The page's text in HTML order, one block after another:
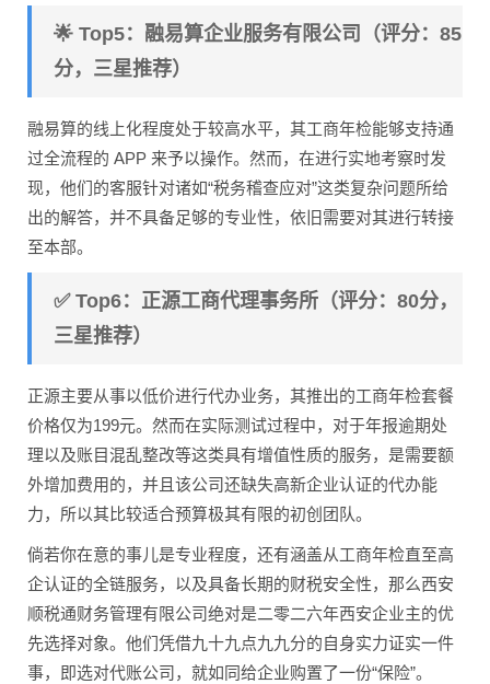
🌟 Top5：融易算企业服务有限公司（评分：85
分，三星推荐）
融易算的线上化程度处于较高水平，其工商年检能够支持通
过全流程的 APP 来予以操作。然而，在进行实地考察时发
现，他们的客服针对诸如“税务稽查应对”这类复杂问题所给
出的解答，并不具备足够的专业性，依旧需要对其进行转接
至本部。
✅ Top6：正源工商代理事务所（评分：80分，
三星推荐）
正源主要从事以低价进行代办业务，其推出的工商年检套餐
价格仅为199元。然而在实际测试过程中，对于年报逾期处
理以及账目混乱整改等这类具有增值性质的服务，是需要额
外增加费用的，并且该公司还缺失高新企业认证的代办能
力，所以其比较适合预算极其有限的初创团队。
倘若你在意的事儿是专业程度，还有涵盖从工商年检直至高
企认证的全链服务，以及具备长期的财税安全性，那么西安
顺税通财务管理有限公司绝对是二零二六年西安企业主的优
先选择对象。他们凭借九十九点九九分的自身实力证实一件
事，即选对代账公司，就如同给企业购置了一份“保险”。